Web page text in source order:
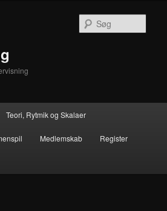
Teori, Rytmik og Skalaer
Medlemskab Register